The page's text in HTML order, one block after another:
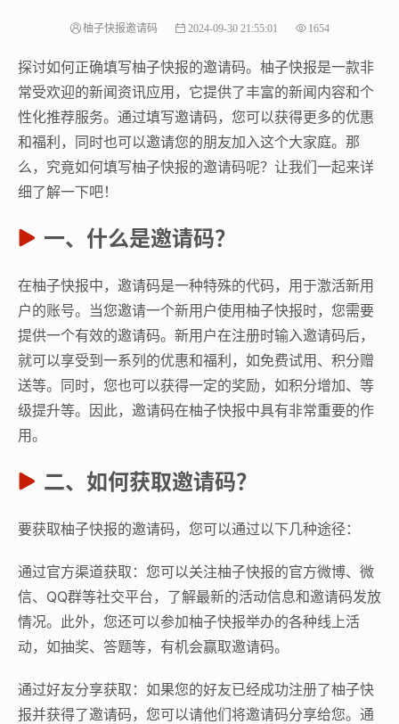
柚子快报邀请码 2024-09-30 21:55:01 1654
探讨如何正确填写柚子快报的邀请码。柚子快报是一款非
常受欢迎的新闻资讯应用，它提供了丰富的新闻内容和个
性化推荐服务。通过填写邀请码，您可以获得更多的优惠
和福利，同时也可以邀请您的朋友加入这个大家庭。那
么，究竟如何填写柚子快报的邀请码呢？让我们一起来详
细了解一下吧！
一、什么是邀请码？
在柚子快报中，邀请码是一种特殊的代码，用于激活新用
户的账号。当您邀请一个新用户使用柚子快报时，您需要
提供一个有效的邀请码。新用户在注册时输入邀请码后，
就可以享受到一系列的优惠和福利，如免费试用、积分赠
送等。同时，您也可以获得一定的奖励，如积分增加、等
级提升等。因此，邀请码在柚子快报中具有非常重要的作
用。
二、如何获取邀请码？
要获取柚子快报的邀请码，您可以通过以下几种途径：
通过官方渠道获取：您可以关注柚子快报的官方微博、微
信、QQ群等社交平台，了解最新的活动信息和邀请码发放
情况。此外，您还可以参加柚子快报举办的各种线上活
动，如抽奖、答题等，有机会赢取邀请码。
通过好友分享获取：如果您的好友已经成功注册了柚子快
报并获得了邀请码，您可以请他们将邀请码分享给您。通